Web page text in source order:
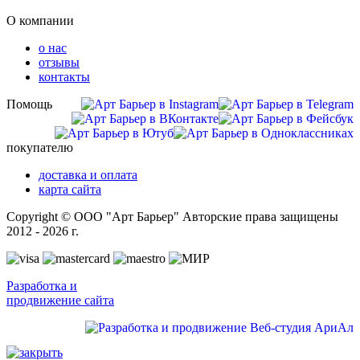
О компании
о нас
отзывы
контакты
Помощь
покупателю
доставка и оплата
карта сайта
Copyright © ООО "Арт Барьер" Авторские права защищены
2012 - 2026 г.
Разработка и
продвижение сайта